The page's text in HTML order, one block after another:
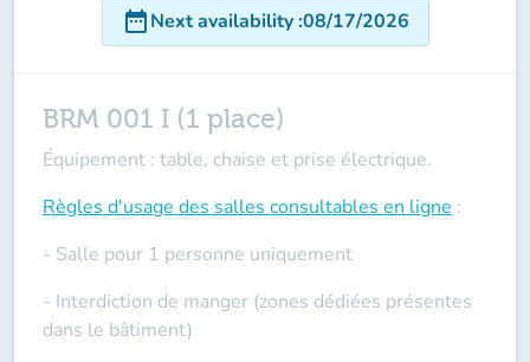
date_rangeNext availability:08/17/2026
BRM 001 I (1 place)
Équipement : table, chaise et prise électrique.
Règles d'usage des salles consultables en ligne :
- Salle pour 1 personne uniquement
- Interdiction de manger (zones dédiées présentes
dans le bâtiment)